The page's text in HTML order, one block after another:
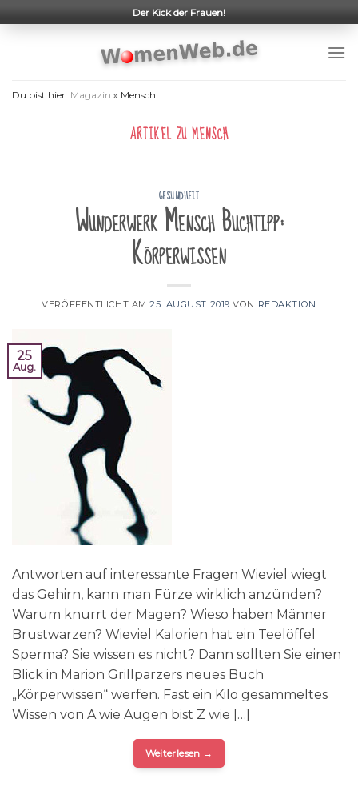
to
Der Kick der Frauen!
Du bist hier: Magazin » Mensch
ARTIKEL ZUMENSCH
GESUNDHEIT
Wunderwerk Mensch Buchtipp:
Körperwissen
VERÖFFENTLICHT AM25. AUGUST 2019 VON REDAKTION
25
Aug.
Antworten auf interessante Fragen Wieviel wiegt
das Gehirn, kann man Fürze wirklich anzünden?
Warum knurrt der Magen? Wieso haben Männer
Brustwarzen? Wieviel Kalorien hat ein Teelöffel
Sperma? Sie wissen es nicht? Dann sollten Sie einen
Blick in Marion Grillparzers neues Buch
„Körperwissen“ werfen. Fast ein Kilo gesammeltes
Wissen von A wie Augen bist Z wie […]
Weiterlesen →